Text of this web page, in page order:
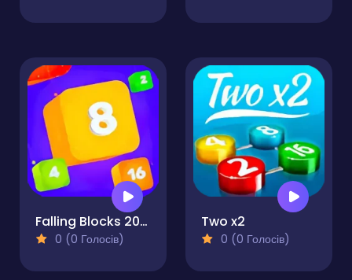
Falling Blocks 2048 - 2D
0 (0 Голосів)
Two x2
0 (0 Голосів)